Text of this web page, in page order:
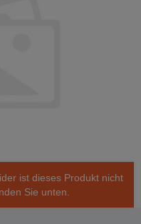
ist dieses Produkt nicht
Sie unten.